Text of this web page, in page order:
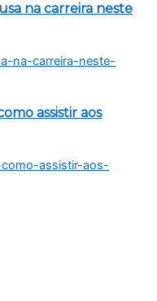
na carreira neste
assistir aos